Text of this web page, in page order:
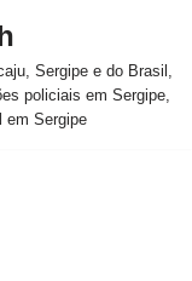
Sergipe e do Brasil,
policiais em Sergipe,
em Sergipe